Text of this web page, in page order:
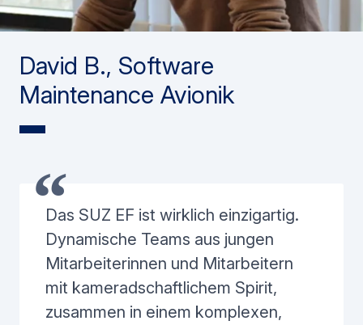
David B., Software
Maintenance Avionik
Das SUZ EF ist wirklich einzigartig.
Dynamische Teams aus jungen
Mitarbeiterinnen und Mitarbeitern
mit kameradschaftlichem Spirit,
zusammen in einem komplexen,